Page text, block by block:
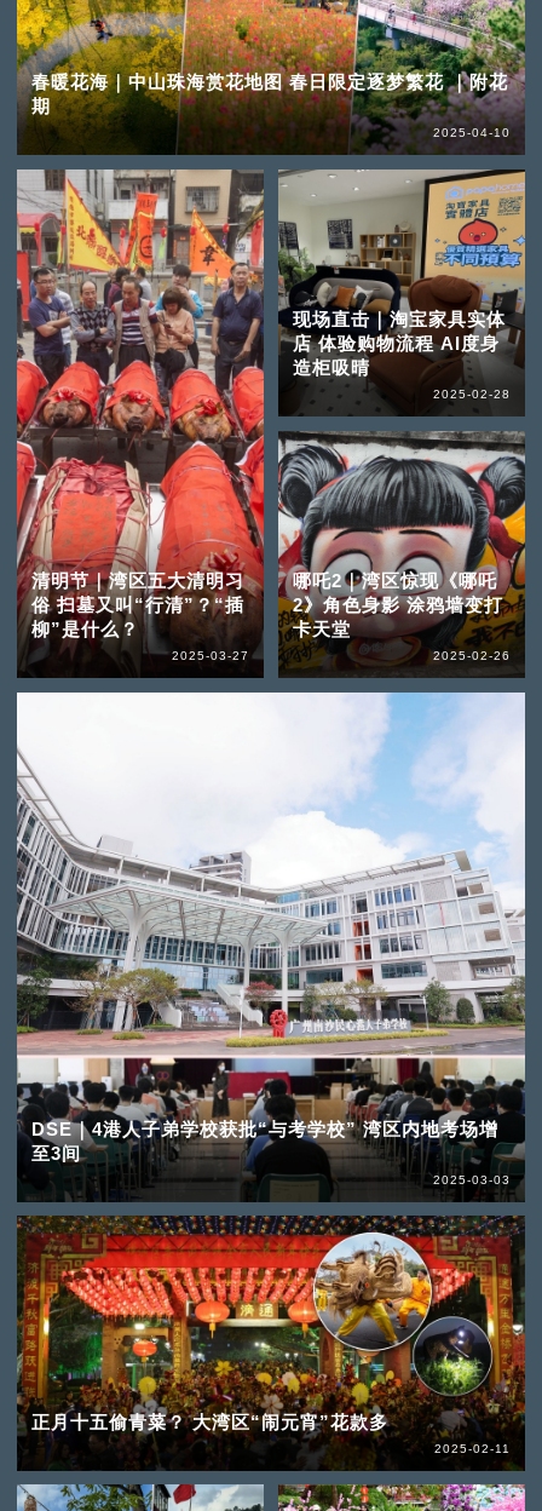
春暖花海｜中山珠海赏花地图 春日限定逐梦繁花 ｜附花
期
2025-04-10
清明节｜湾区五大清明习
俗 扫墓又叫“行清”？“插
柳”是什么？
2025-03-27
DSE｜4港人子弟学校获批“与考学校” 湾区内地考场增
至3间
2025-03-03
现场直击｜淘宝家具实体
店 体验购物流程 AI度身
造柜吸晴
2025-02-28
哪吒2｜湾区惊现《哪吒
2》角色身影 涂鸦墙变打
卡天堂
2025-02-26
正月十五偷青菜？ 大湾区“闹元宵”花款多
2025-02-11